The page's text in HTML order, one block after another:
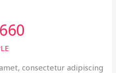
consectetur adipiscing